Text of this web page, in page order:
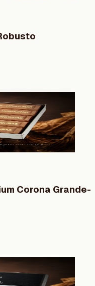
Corona Grande-